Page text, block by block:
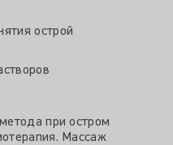
острой
при остром
Массаж